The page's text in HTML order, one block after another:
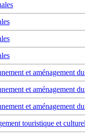
et aménagement
et aménagement
et aménagement
touristique et culturel